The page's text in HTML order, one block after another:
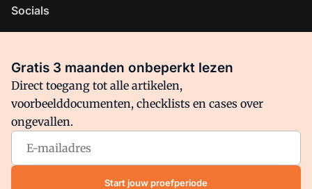
Socials
Facebook
Arbo is onderdeel van VMN media. Lees inons manifestwaar
VMN media voor staat. Op gebruik van deze site zijn de
volgende regelingen van toepassing:Algemene Voorwaarden
Privacy en Cookie beleid|Privacy instellingen
Gratis 3 maanden onbeperkt lezen
Direct toegang tot alle artikelen,
voorbeelddocumenten, checklists en cases over
ongevallen.
Start jouw proefperiode